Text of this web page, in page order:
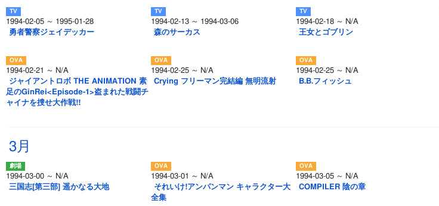
1994-02-05 ～ 1995-01-28
勇者警察ジェイデッカー
1994-02-13 ～ 1994-03-06
森のサーカス
1994-02-18 ～ N/A
王女とゴブリン
1994-02-21 ～ N/A
ジャイアントロボ THE ANIMATION 素
足のGinRei<Episode-1>盗まれた戦闘チ
ャイナを捜せ大作戦!!
1994-02-25 ～ N/A
Crying フリーマン完結編 無明流射
1994-02-25 ～ N/A
B.B.フィッシュ
3月
1994-03-00 ～ N/A
三国志[第三部] 遥かなる大地
1994-03-01 ～ N/A
それいけ!アンパンマン キャラクター大
全集
1994-03-05 ～ N/A
COMPILER 陰の章